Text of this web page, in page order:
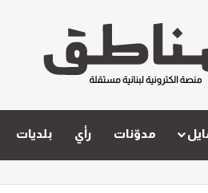
مدوّنات رأي بلديات